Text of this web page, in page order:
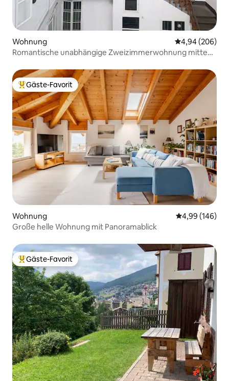
Wohnung
4,94 (206)
Romantische unabhängige Zweizimmerwohnung mitten
Beliebter Gäste-Favorit.
Gäste-Favorit
Wohnung
4,99 (146)
Große helle Wohnung mit Panoramablick
Beliebter Gäste-Favorit.
Gäste-Favorit